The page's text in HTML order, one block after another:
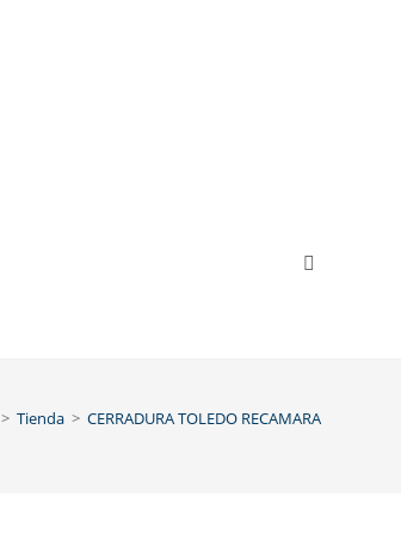
> Tienda > CERRADURA TOLEDO RECAMARA